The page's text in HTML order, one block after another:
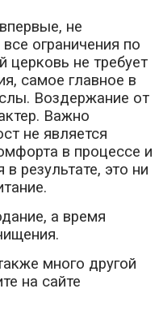
не
ограничения по
не требует
самое главное в
Воздержание от
Важно
не является
в процессе и
результате, это ни
а время
много другой
на сайте